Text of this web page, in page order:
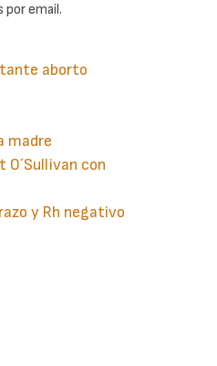
por email.
aborto
madre
O´Sullivan con
y Rh negativo